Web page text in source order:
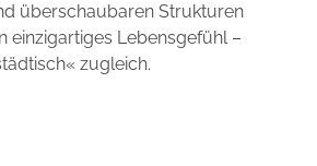
überschaubaren Strukturen
einzigartiges Lebensgefühl –
zugleich.